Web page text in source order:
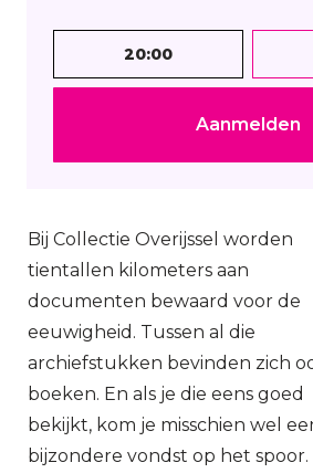
20:00
Aanmelden
Bij Collectie Overijssel worden
tientallen kilometers aan
documenten bewaard voor de
eeuwigheid. Tussen al die
archiefstukken bevinden zich
boeken. En als je die eens goed
bekijkt, kom je misschien wel
bijzondere vondst op het spoor.